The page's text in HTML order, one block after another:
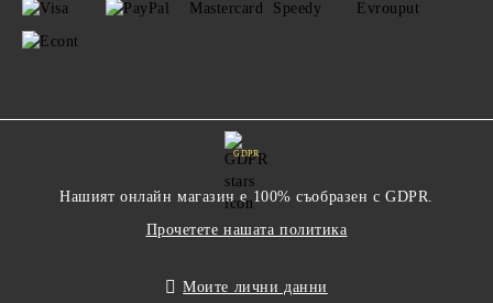
GDPR
Нашият онлайн магазин е 100% съобразен с GDPR.
Прочетете нашата политика
Моите лични данни